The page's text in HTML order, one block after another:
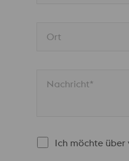
Ort
Nachricht*
Ich möchte